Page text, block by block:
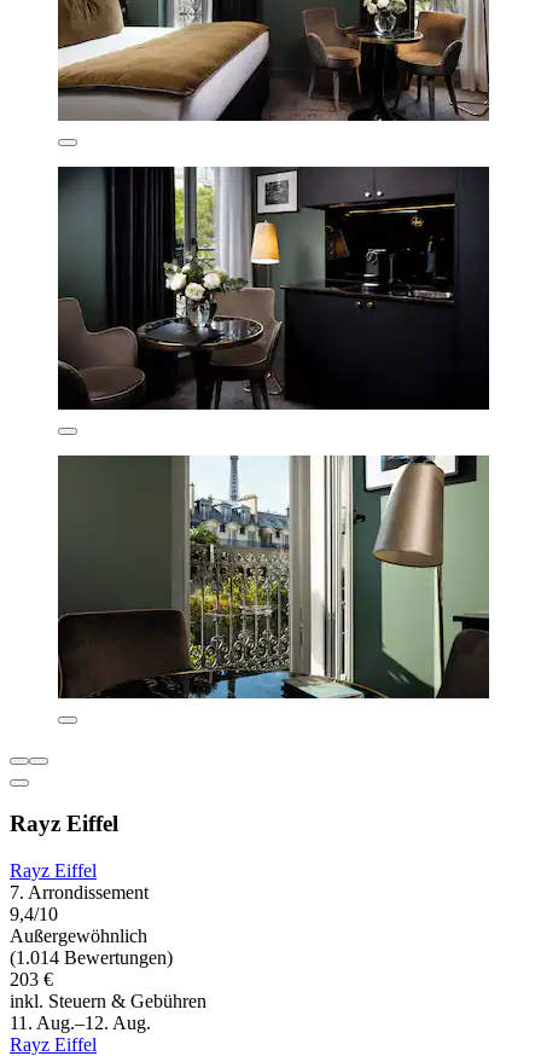
Rayz Eiffel
Rayz Eiffel
7. Arrondissement
9,4/10
Außergewöhnlich
(1.014 Bewertungen)
203 €
inkl. Steuern & Gebühren
11. Aug.–12. Aug.
Rayz Eiffel